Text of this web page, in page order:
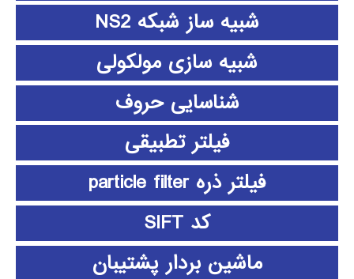
شبیه ساز شبکه NS2
شبیه سازی مولکولی
شناسایی حروف
فیلتر تطبیقی
فیلتر ذره particle filter
کد SIFT
ماشین بردار پشتیبان